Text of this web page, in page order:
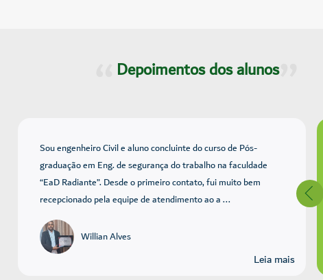
Depoimentos dos alunos
Sou engenheiro Civil e aluno concluinte do curso de Pós-
graduação em Eng. de segurança do trabalho na faculdade
“EaD Radiante”. Desde o primeiro contato, fui muito bem
recepcionado pela equipe de atendimento ao a ...
Leia mais
Willian Alves